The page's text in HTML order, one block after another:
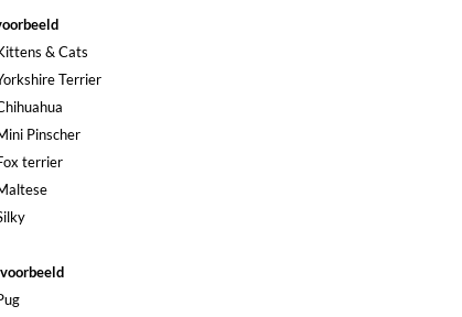
& Cats
Terrier
Pinscher
terrier